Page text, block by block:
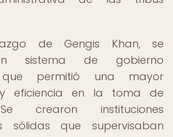
de Gengis Khan, se
sistema de gobierno
que permitió una mayor
y eficiencia en la toma de
crearon instituciones
sólidas que supervisaban